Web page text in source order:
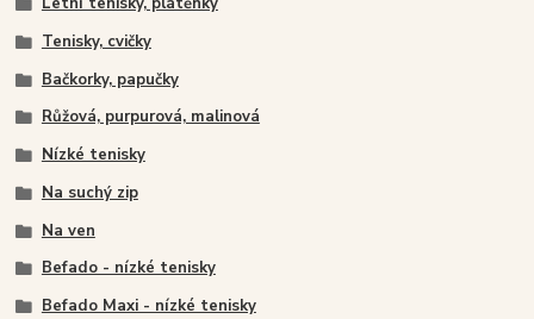
Tenisky, cvičky
Bačkorky, papučky
Růžová, purpurová, malinová
Nízké tenisky
Na suchý zip
Na ven
Befado - nízké tenisky
Befado Maxi - nízké tenisky